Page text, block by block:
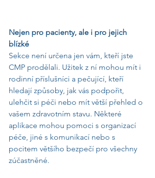
Nejen pro pacienty, ale i pro jejich
blízké
Sekce není určena jen vám, kteří jste
CMP prodělali. Užitek z ní mohou mít i
rodinní příslušníci a pečující, kteří
hledají způsoby, jak vás podpořit,
ulehčit si péči nebo mít větší přehled o
vašem zdravotním stavu. Některé
aplikace mohou pomoci s organizací
péče, jiné s komunikací nebo s
pocitem většího bezpečí pro všechny
zúčastněné.